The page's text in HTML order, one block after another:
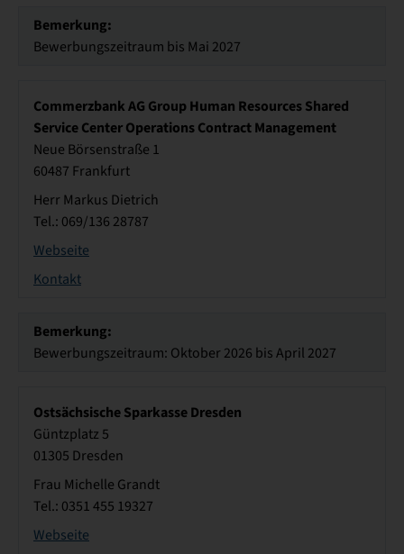
Bemerkung:
Bewerbungszeitraum bis Mai 2027
Commerzbank AG Group Human Resources Shared
Service Center Operations Contract Management
Neue Börsenstraße 1
60487 Frankfurt
Herr Markus Dietrich
Tel.: 069/136 28787
Webseite
Kontakt
Bemerkung:
Bewerbungszeitraum: Oktober 2026 bis April 2027
Ostsächsische Sparkasse Dresden
Güntzplatz 5
01305 Dresden
Frau Michelle Grandt
Tel.: 0351 455 19327
Webseite